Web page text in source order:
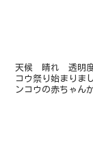
天候 晴れ 透明度
コウ祭り始まりま
ンコウの赤ちゃん